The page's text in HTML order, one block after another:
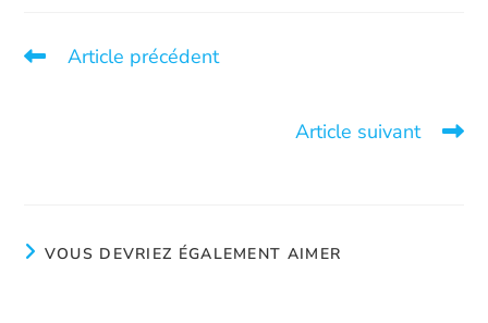
Article précédent
Article suivant
VOUS DEVRIEZ ÉGALEMENT AIMER